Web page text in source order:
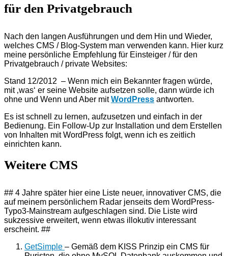
für den Privatgebrauch
Nach den langen Ausführungen und dem Hin und Wieder,
welches CMS / Blog-System man verwenden kann. Hier kurz
meine persönliche Empfehlung für Einsteiger / für den
Privatgebrauch / private Websites:
Stand 12/2012 – Wenn mich ein Bekannter fragen würde,
mit ‚was‘ er seine Website aufsetzen solle, dann würde ich
ohne und Wenn und Aber mitWordPress antworten.
Es ist schnell zu lernen, aufzusetzen und einfach in der
Bedienung. Ein Follow-Up zur Installation und dem Erstellen
von Inhalten mit WordPress folgt, wenn ich es zeitlich
einrichten kann.
Weitere CMS
## 4 Jahre später hier eine Liste neuer, innovativer CMS, die
auf meinem persönlichem Radar jenseits dem WordPress-
Typo3-Mainstream aufgeschlagen sind. Die Liste wird
sukzessive erweitert, wenn etwas illokutiv interessant
erscheint. ##
GetSimple – Gemäß dem KISS Prinzip ein CMS für